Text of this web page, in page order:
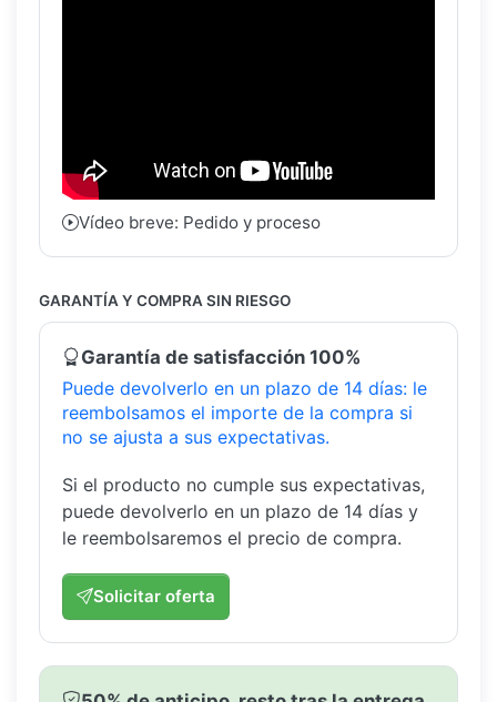
Vídeo breve: Pedido y proceso
GARANTÍA Y COMPRA SIN RIESGO
Garantía de satisfacción 100%
Puede devolverlo en un plazo de 14 días: le
reembolsamos el importe de la compra si
no se ajusta a sus expectativas.
Si el producto no cumple sus expectativas,
puede devolverlo en un plazo de 14 días y
le reembolsaremos el precio de compra.
Solicitar oferta